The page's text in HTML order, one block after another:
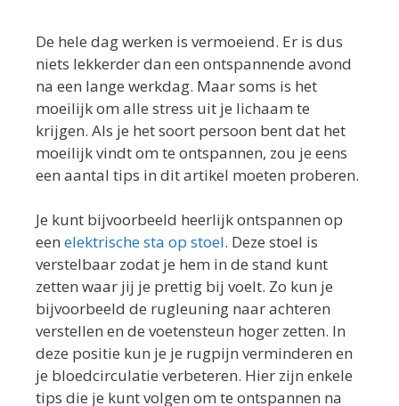
De hele dag werken is vermoeiend. Er is dus
niets lekkerder dan een ontspannende avond
na een lange werkdag. Maar soms is het
moeilijk om alle stress uit je lichaam te
krijgen. Als je het soort persoon bent dat het
moeilijk vindt om te ontspannen, zou je eens
een aantal tips in dit artikel moeten proberen.
Je kunt bijvoorbeeld heerlijk ontspannen op
een elektrische sta op stoel. Deze stoel is
verstelbaar zodat je hem in de stand kunt
zetten waar jij je prettig bij voelt. Zo kun je
bijvoorbeeld de rugleuning naar achteren
verstellen en de voetensteun hoger zetten. In
deze positie kun je je rugpijn verminderen en
je bloedcirculatie verbeteren. Hier zijn enkele
tips die je kunt volgen om te ontspannen na